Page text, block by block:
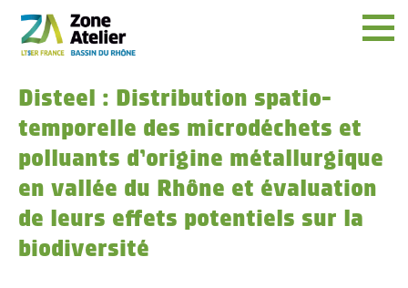
Menu
Disteel : Distribution spatio-
temporelle des microdéchets et
polluants d’origine métallurgique
en vallée du Rhône et évaluation
de leurs effets potentiels sur la
biodiversité